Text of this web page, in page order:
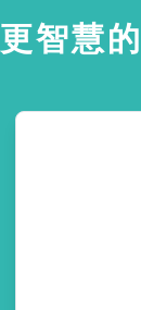
更智慧